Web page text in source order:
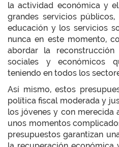
la actividad económica y
grandes servicios
educación y los servicios
nunca en este momento,
abordar la
sociales y económicos
teniendo en todos los
Así mismo, estos
política fiscal moderada y
los jóvenes y con merecida
unos momentos
presupuestos garantizan